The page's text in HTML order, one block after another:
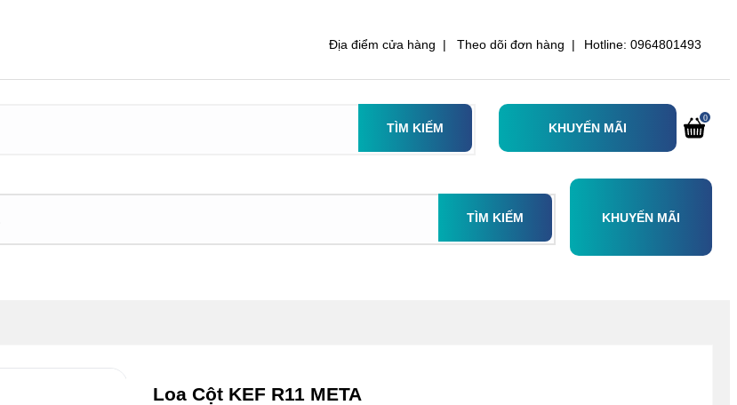
Địa điểm cửa hàng | Theo dõi đơn hàng | Hotline: 0964801493
TÌM KIẾM KHUYẾN MÃI
0
TÌM KIẾM KHUYẾN MÃI
Loa Cột KEF R11 META